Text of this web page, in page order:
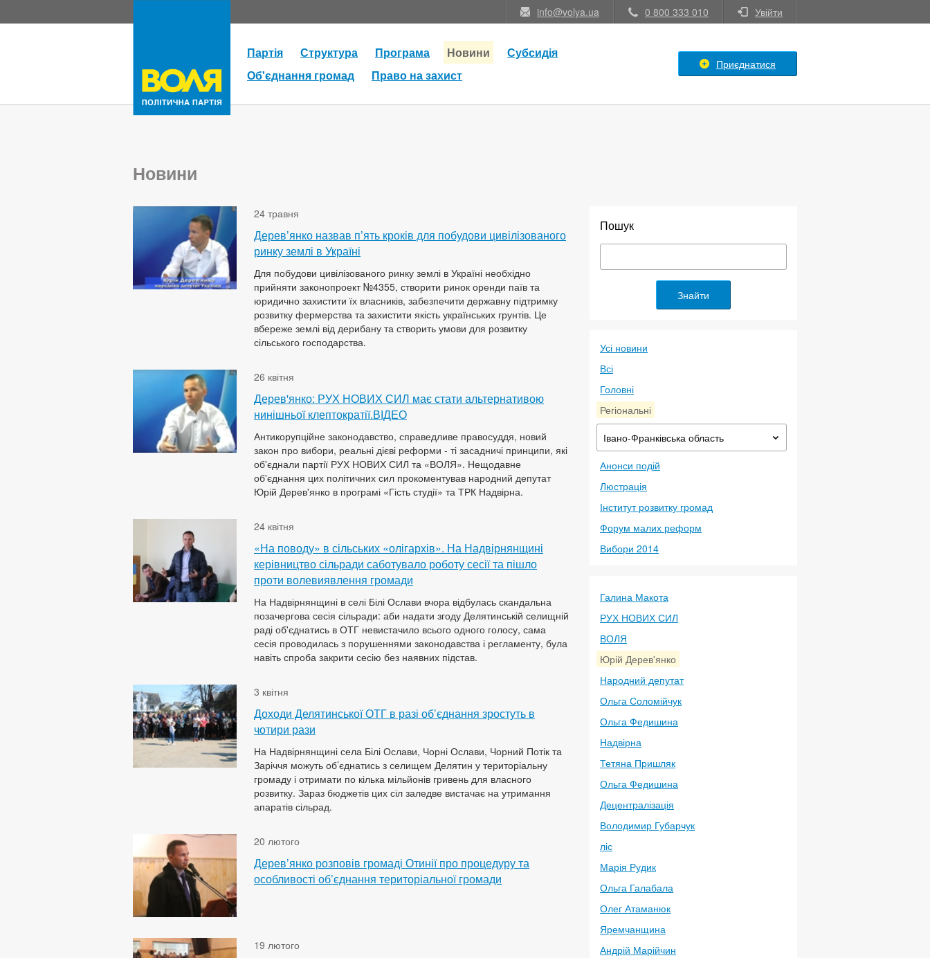
info@volya.ua 0 800 333 010 Увійти
Партія Структура Програма Новини
Субсидія
Об'єднання громад
Право на захист
Приєднатися
Новини
24 травня
Дерев’янко назвав п’ять кроків для побудови цивілізованого
ринку землі в Україні
Для побудови цивілізованого ринку землі в Україні необхідно
прийняти законопроект №4355, створити ринок оренди паїв та
юридично захистити їх власників, забезпечити державну підтримку
розвитку фермерства та захистити якість українських грунтів. Це
вбереже землі від дерибану та створить умови для розвитку
сільського господарства.
26 квітня
Дерев'янко: РУХ НОВИХ СИЛ має стати альтернативою
нинішньої клептократії.ВІДЕО
Антикорупційне законодавство, справедливе правосуддя, новий
закон про вибори, реальні дієві реформи - ті засадничі принципи, які
об'єднали партії РУХ НОВИХ СИЛ та «ВОЛЯ». Нещодавне
об'єднання цих політичних сил прокоментував народний депутат
Юрій Дерев'янко в програмі «Гість студії» та ТРК Надвірна.
24 квітня
«На поводу» в сільських «олігархів». На Надвірнянщині
керівництво сільради саботувало роботу сесії та пішло
проти волевиявлення громади
На Надвірнянщині в селі Білі Ослави вчора відбулась скандальна
позачергова сесія сільради: аби надати згоду Делятинській селищній
раді об'єднатись в ОТГ невистачило всього одного голосу, сама
сесія проводилась з порушеннями законодавства і регламенту, була
навіть спроба закрити сесію без наявних підстав.
3 квітня
Доходи Делятинської ОТГ в разі об’єднання зростуть в
чотири рази
На Надвірнянщині села Білі Ослави, Чорні Ослави, Чорний Потік та
Заріччя можуть об’єднатись з селищем Делятин у територіальну
громаду і отримати по кілька мільйонів гривень для власного
розвитку. Зараз бюджетів цих сіл заледве вистачає на утримання
апаратів сільрад.
20 лютого
Дерев’янко розповів громаді Отинії про процедуру та
особливості об’єднання територіальної громади
19 лютого
Пошук
Знайти
Усі новини
Всі
Головні
Регіональні
Івано-Франківська область
Анонси подій
Люстрація
Інститут розвитку громад
Форум малих реформ
Вибори 2014
Галина Макота
РУХ НОВИХ СИЛ
ВОЛЯ
Юрій Дерев'янко
Народний депутат
Ольга Соломійчук
Ольга Федишина
Надвірна
Тетяна Пришляк
Ольга Федишина
Децентралізація
Володимир Губарчук
ліс
Марія Рудик
Ольга Галабала
Олег Атаманюк
Яремчанщина
Андрій Марійчин